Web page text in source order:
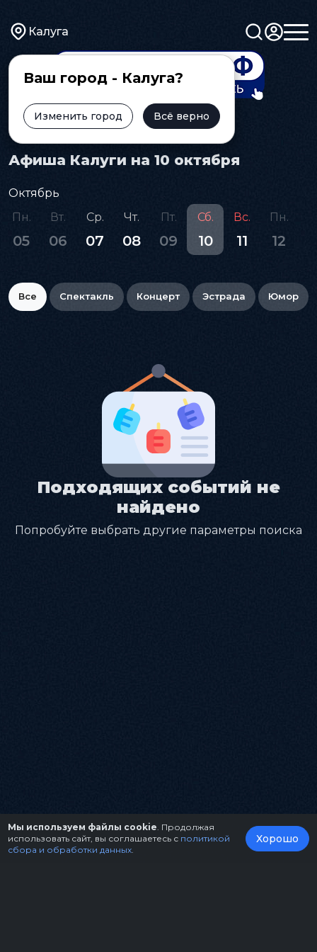
Калуга
Ваш город - Калуга?
Изменить город Всё верно
Главная Афиша
Афиша Калуги на 10 октября
Октябрь
Пн.
05
Вт.
06
Ср.
07
Чт.
08
Пт.
09
Сб.
10
Вс.
11
Пн.
12
Все Спектакль Концерт Эстрада Юмор
Подходящих событий не
найдено
Попробуйте выбрать другие параметры поиска
Мы используем файлы cookie . Продолжая
использовать сайт, вы соглашаетесь с политикой
сбора и обработки данных
Хорошо